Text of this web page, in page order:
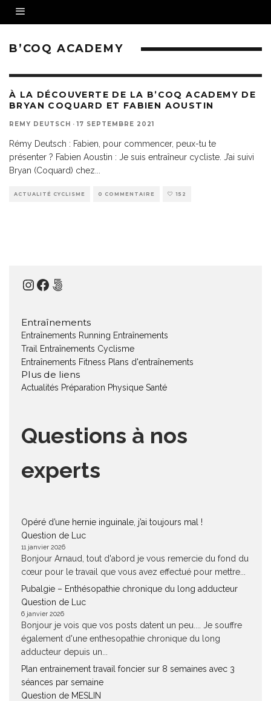
B’COQ ACADEMY
À LA DÉCOUVERTE DE LA B’COQ ACADEMY DE
BRYAN COQUARD ET FABIEN AOUSTIN
REMY DEUTSCH · 17 SEPTEMBRE 2021
Rémy Deutsch : Fabien, pour commencer, peux-tu te
présenter ? Fabien Aoustin : Je suis entraîneur cycliste. J’ai suivi
Bryan (Coquard) chez
ACTUALITÉ CYCLISME 0 COMMENTAIRE 152
Instagram
Facebook
500px
Entraînements
Entraînements Running Entraînements
Trail
Entraînements Cyclisme
Entraînements Fitness Plans d'entraînements
Plus de liens
Actualités Préparation Physique Santé
Questions à nos
experts
Opéré d’une hernie inguinale, j’ai toujours mal !
Question de Luc
11 janvier 2026
Bonjour Arnaud, tout d'abord je vous remercie du fond du
cœur pour le travail que vous avez effectué pour mettre...
Pubalgie – Enthésopathie chronique du long adducteur
Question de Luc
6 janvier 2026
Bonjour je vois que vos posts datent un peu.... Je souffre
également d'une enthesopathie chronique du long
adducteur depuis un...
Plan entrainement travail foncier sur 8 semaines avec 3
séances par semaine
Question de MESLIN